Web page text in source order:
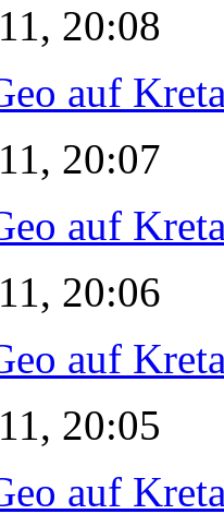
20:08
auf
20:07
auf
20:06
auf
20:05
auf